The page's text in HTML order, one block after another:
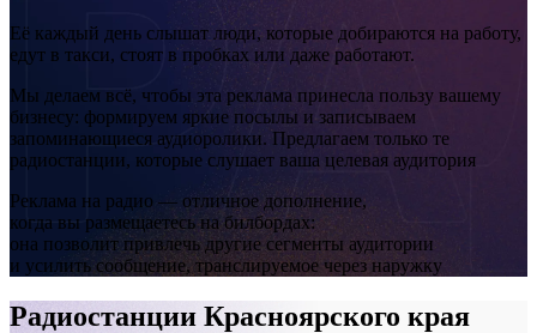
Её каждый день слышат люди, которые добираются на работу,
едут в такси, стоят в пробках или даже работают.
Мы делаем всё, чтобы эта реклама принесла пользу вашему
бизнесу: формируем яркие посылы и записываем
запоминающиеся аудиоролики. Предлагаем только те
радиостанции, которые слушает ваша целевая аудитория
Реклама на радио — отличное дополнение,
когда вы размещаетесь на билбордах:
она позволит привлечь другие сегменты аудитории
и усилить сообщение, транслируемое через наружку
Радиостанции Красноярского края